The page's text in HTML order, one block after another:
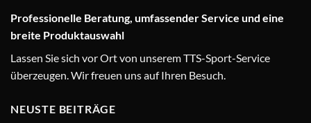
Professionelle Beratung, umfassender Service und eine
breite Produktauswahl
Lassen Sie sich vor Ort von unserem TTS-Sport-Service
überzeugen. Wir freuen uns auf Ihren Besuch.
NEUSTE BEITRÄGE